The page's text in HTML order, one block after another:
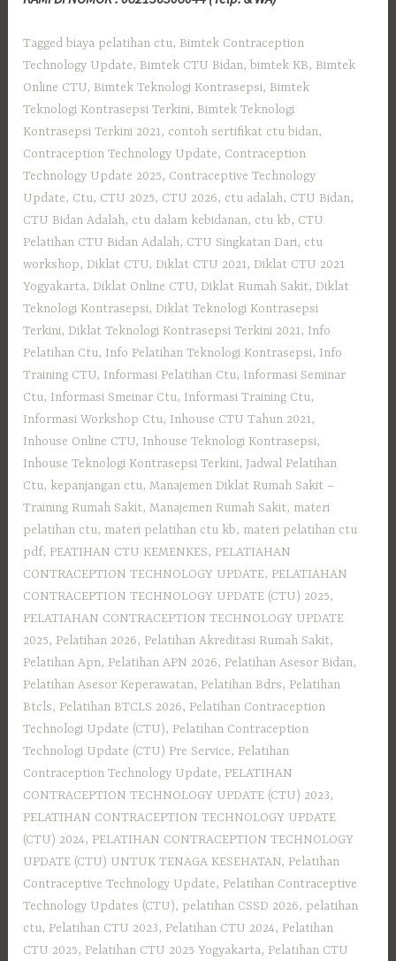
Tagged biaya pelatihan ctu, Bimtek Contraception
Technology Update, Bimtek CTU Bidan, bimtek KB, Bimtek
Online CTU, Bimtek Teknologi Kontrasepsi, Bimtek
Teknologi Kontrasepsi Terkini, Bimtek Teknologi
Kontrasepsi Terkini 2021, contoh sertifikat ctu bidan,
Contraception Technology Update, Contraception
Technology Update 2025, Contraceptive Technology
Update, Ctu, CTU 2025, CTU 2026, ctu adalah, CTU Bidan,
CTU Bidan Adalah, ctu dalam kebidanan, ctu kb, CTU
Pelatihan CTU Bidan Adalah, CTU Singkatan Dari, ctu
workshop,Diklat CTU,Diklat CTU 2021,Diklat CTU 2021
Yogyakarta,Diklat Online CTU,Diklat Rumah Sakit,Diklat
Teknologi Kontrasepsi,Diklat Teknologi Kontrasepsi
Terkini,Diklat Teknologi Kontrasepsi Terkini 2021, Info
Pelatihan Ctu, Info Pelatihan Teknologi Kontrasepsi, Info
Training CTU, Informasi Pelatihan Ctu, Informasi Seminar
Ctu, Informasi Smeinar Ctu, Informasi Training Ctu,
Informasi Workshop Ctu, Inhouse CTU Tahun 2021,
Inhouse Online CTU, Inhouse Teknologi Kontrasepsi,
Inhouse Teknologi Kontrasepsi Terkini, Jadwal Pelatihan
Ctu, kepanjangan ctu,Manajemen Diklat Rumah Sakit –
Training Rumah Sakit,Manajemen Rumah Sakit, materi
pelatihan ctu, materi pelatihan ctu kb, materi pelatihan ctu
pdf, PEATIHAN CTU KEMENKES, PELATIAHAN
CONTRACEPTION TECHNOLOGY UPDATE, PELATIAHAN
CONTRACEPTION TECHNOLOGY UPDATE (CTU) 2025,
PELATIAHAN CONTRACEPTION TECHNOLOGY UPDATE
2025, Pelatihan 2026, Pelatihan Akreditasi Rumah Sakit,
Pelatihan Apn, Pelatihan APN 2026, Pelatihan Asesor Bidan,
Pelatihan Asesor Keperawatan, Pelatihan Bdrs, Pelatihan
Btcls, Pelatihan BTCLS 2026, Pelatihan Contraception
Technologi Update (CTU), Pelatihan Contraception
Technologi Update (CTU) Pre Service, Pelatihan
Contraception Technology Update, PELATIHAN
CONTRACEPTION TECHNOLOGY UPDATE (CTU) 2023,
PELATIHAN CONTRACEPTION TECHNOLOGY UPDATE
(CTU) 2024, PELATIHAN CONTRACEPTION TECHNOLOGY
UPDATE (CTU) UNTUK TENAGA KESEHATAN, Pelatihan
Contraceptive Technology Update, Pelatihan Contraceptive
Technology Updates (CTU), pelatihan CSSD 2026, pelatihan
ctu, Pelatihan CTU 2023, Pelatihan CTU 2024, Pelatihan
CTU 2025, Pelatihan CTU 2025 Yogyakarta, Pelatihan CTU